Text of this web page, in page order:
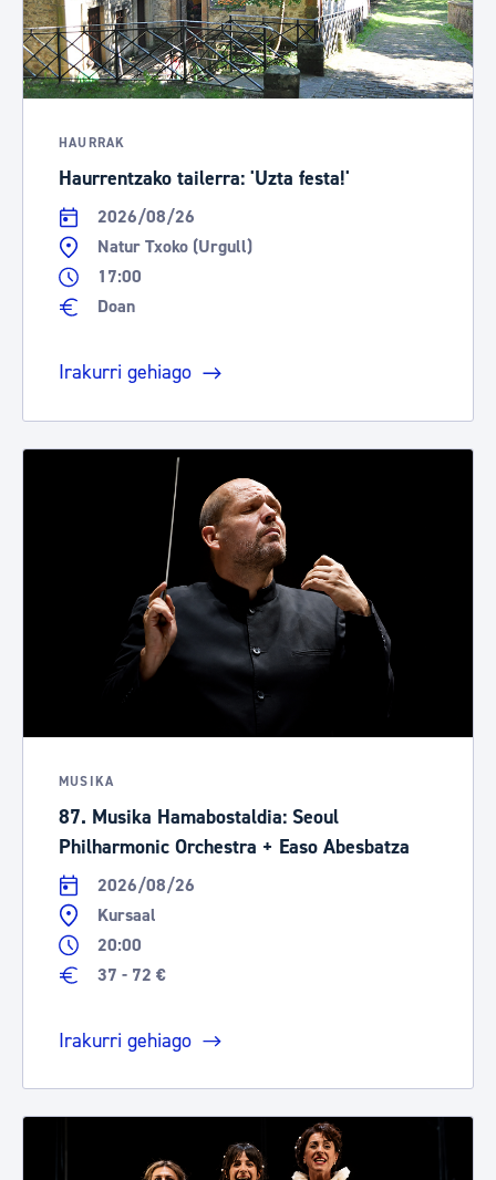
HAURRAK
Haurrentzako tailerra: 'Uzta festa!'
2026/08/26
Natur Txoko (Urgull)
17:00
Doan
Irakurri gehiago
MUSIKA
87. Musika Hamabostaldia: Seoul
Philharmonic Orchestra + Easo Abesbatza
2026/08/26
Kursaal
20:00
37 - 72 €
Irakurri gehiago